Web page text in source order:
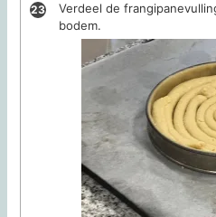
Verdeel de
bodem.